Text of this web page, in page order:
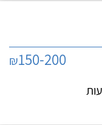
₪150-200